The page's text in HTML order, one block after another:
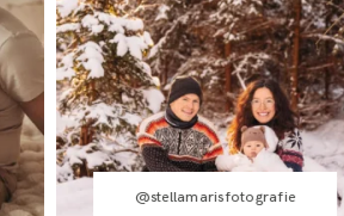
@stellamarisfotografie